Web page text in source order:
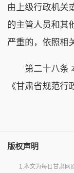
由上级行政机关
的主管人员和其
严重的，依照相
第二十八条 本
《甘肃省规范行
版权声明
1.本文为每日甘肃网